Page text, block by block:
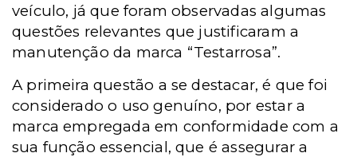
veículo, já que foram observadas algumas
questões relevantes que justificaram a
manutenção da marca “Testarrosa”.
A primeira questão a se destacar, é que foi
considerado o uso genuíno, por estar a
marca empregada em conformidade com a
sua função essencial, que é assegurar a